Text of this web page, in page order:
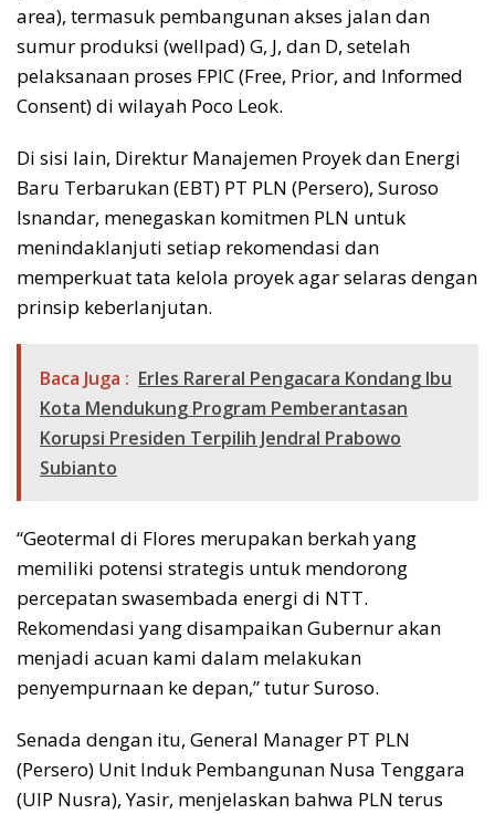
area), termasuk pembangunan akses jalan dan
sumur produksi (wellpad) G, J, dan D, setelah
pelaksanaan proses FPIC (Free, Prior, and Informed
Consent) di wilayah Poco Leok.
Di sisi lain, Direktur Manajemen Proyek dan Energi
Baru Terbarukan (EBT) PT PLN (Persero), Suroso
Isnandar, menegaskan komitmen PLN untuk
menindaklanjuti setiap rekomendasi dan
memperkuat tata kelola proyek agar selaras dengan
prinsip keberlanjutan.
Baca Juga : Erles Rareral Pengacara Kondang Ibu
Kota Mendukung Program Pemberantasan
Korupsi Presiden Terpilih Jendral Prabowo
Subianto
“Geotermal di Flores merupakan berkah yang
memiliki potensi strategis untuk mendorong
percepatan swasembada energi di NTT.
Rekomendasi yang disampaikan Gubernur akan
menjadi acuan kami dalam melakukan
penyempurnaan ke depan,” tutur Suroso.
Senada dengan itu, General Manager PT PLN
(Persero) Unit Induk Pembangunan Nusa Tenggara
(UIP Nusra), Yasir, menjelaskan bahwa PLN terus